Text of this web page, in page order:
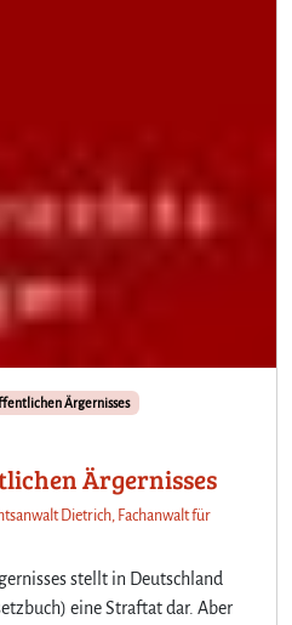
Ärgernisses
Ärgernisses
Dietrich, Fachanwalt für
stellt in Deutschland
eine Straftat dar. Aber